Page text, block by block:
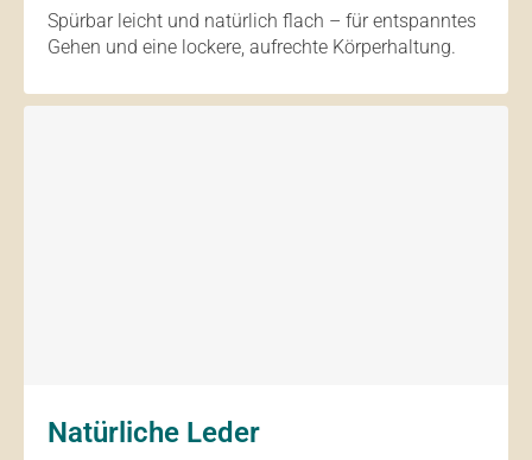
Spürbar leicht und natürlich flach – für entspanntes
Gehen und eine lockere, aufrechte Körperhaltung.
Natürliche Leder